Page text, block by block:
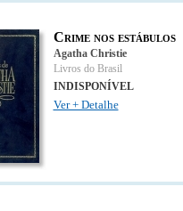
Crime nos estábulos
Agatha Christie
Livros do Brasil
INDISPONÍVEL
Ver + Detalhe